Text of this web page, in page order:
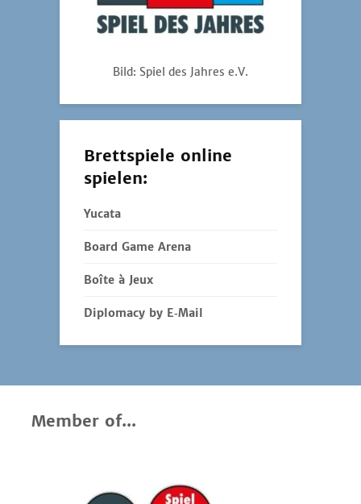
Bild: Spiel des Jahres e.V.
Brettspiele online
spielen:
Yucata
Board Game Arena
Boîte à Jeux
Diplomacy by E‑Mail
Member of...